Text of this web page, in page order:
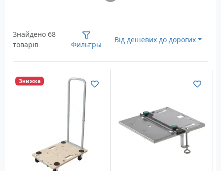
Знайдено 68
товарів
Фильтры
Від дешевих до дорогих
Знижка